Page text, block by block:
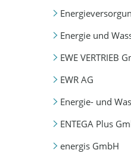
Energie und
EWE VERTRIEB
EWR AG
Energie- und
ENTEGA Plus
energis GmbH